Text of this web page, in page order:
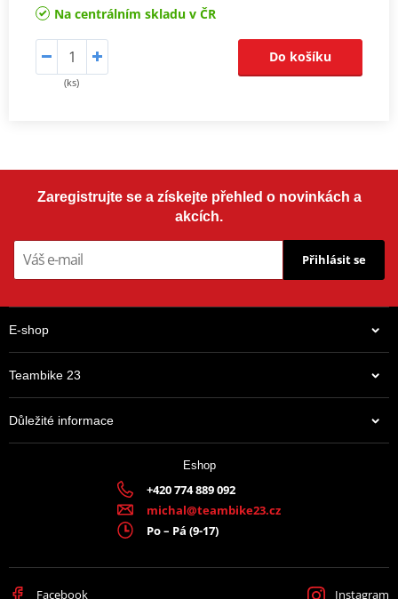
Na centrálním skladu v ČR
(ks)
Do košíku
Zaregistrujte se a získejte přehled o novinkách a
akcích.
Přihlásit se
E-shop
Teambike 23
Důležité informace
Eshop
+420 774 889 092
michal@teambike23.cz
Po – Pá (9-17)
Facebook Instagram